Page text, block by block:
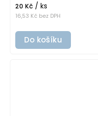
16,53 Kč bez DPH
20 Kč / ks
Do košíku